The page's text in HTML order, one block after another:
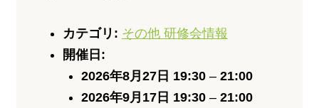
カテゴリ: その他 研修会情報
開催日:
2026年8月27日 19:30 –21:00
2026年9月17日 19:30 –21:00